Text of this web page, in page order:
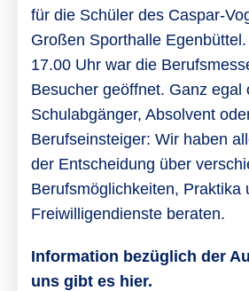
für die Schüler des Caspar-
Großen Sporthalle
17.00 Uhr war die
Besucher geöffnet. Ganz egal
Schulabgänger, Absolvent
Berufseinsteiger: Wir haben
der Entscheidung über
Berufsmöglichkeiten, Praktika
Freiwilligendienste beraten.
Information bezüglich der
uns gibt es hier.